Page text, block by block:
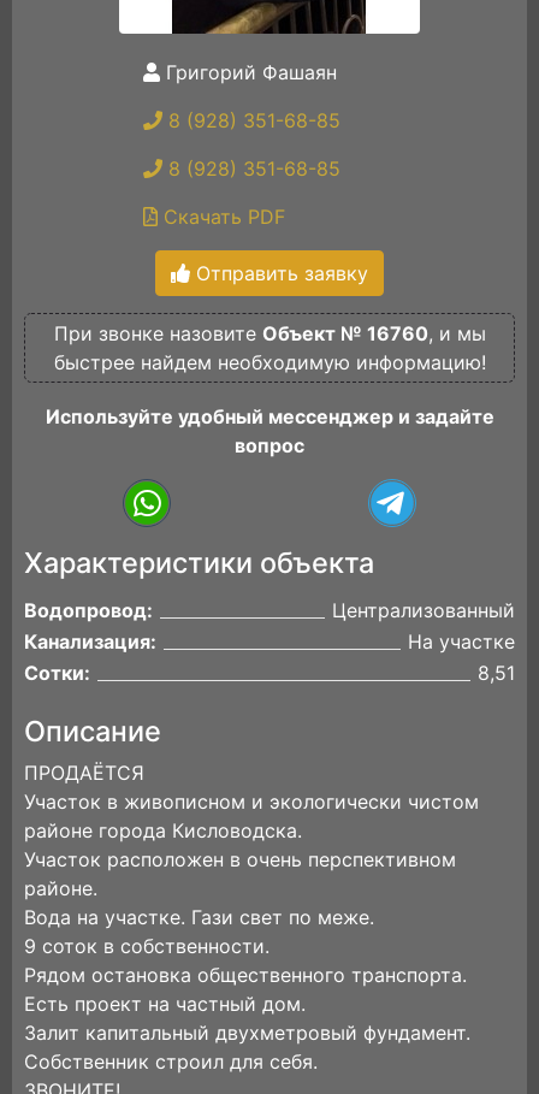
Григорий Фашаян
8 (928) 351-68-85
8 (928) 351-68-85
Скачать PDF
Отправить заявку
При звонке назовите Объект № 16760, и мы
быстрее найдем необходимую информацию!
Используйте удобный мессенджер и задайте
вопрос
Характеристики объекта
Водопровод:
Централизованный
Канализация:
На участке
Сотки:
8,51
Описание
ПРОДАЁТСЯ
Участок в живописном и экологически чистом
районе города Кисловодска.
Участок расположен в очень перспективном
районе.
Вода на участке. Гази свет по меже.
9 соток в собственности.
Рядом остановка общественного транспорта.
Есть проект на частный дом.
Залит капитальный двухметровый фундамент.
Собственник строил для себя.